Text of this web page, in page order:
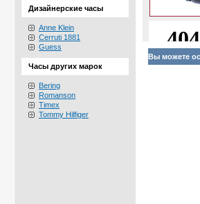
Дизайнерские часы
Anne Klein
Cerruti 1881
Guess
Часы других марок
Bering
Romanson
Timex
Tommy Hilfiger
Вы можете